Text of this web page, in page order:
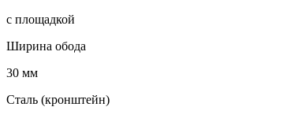
с площадкой
Ширина обода
30 мм
Сталь (кронштейн)